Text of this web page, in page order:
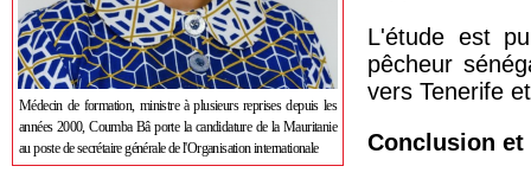
Médecin de formation, ministre à plusieurs reprises depuis les
années 2000, Coumba Bâ porte la candidature de la Mauritanie
au poste de secrétaire générale de l'Organisation internationale
L'étude est
pêcheur
vers Tenerife
Conclusion